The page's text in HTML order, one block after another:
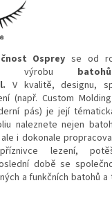
Osprey se od
výrobu
V kvalitě, designu,
(např. Custom
pás) je její
naleznete nejen
i dokonale
lezení,
době se
a funkčních batohů